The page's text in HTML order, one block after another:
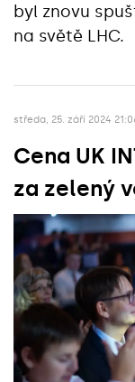
byl znovu
na světě LHC.
středa, 25. září 2024
Cena UK
za zelený